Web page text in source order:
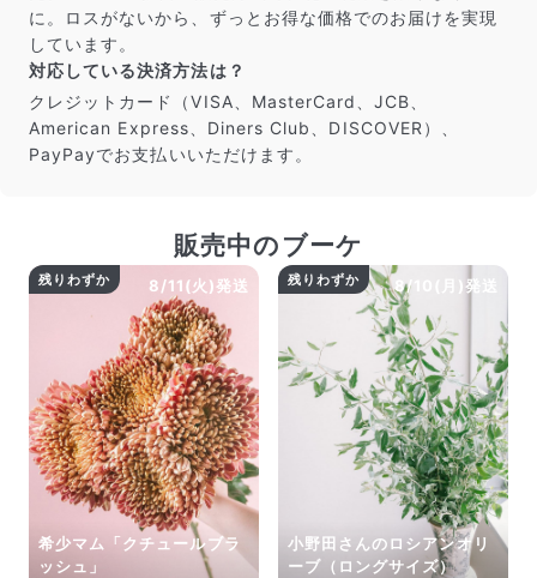
よくある質問
きな時に好きな花をご注文いただけます。
Q. 配送できないエリアはありますか？
ただいま沖縄・離島エリアへの配送には対応しておりませ
ん。ご了承ください。
Q. 配送日時は指定できますか？
お花をベストなタイミングで発送しているため、お届け日の
指定はできません。受け取り時間帯は、発送後にクロネコヤ
マトのアプリから変更可能です。
Q. 注文後にキャンセルできますか？
ご注文後一定時間内であればキャンセル可能です。
に。ロスがないから、ずっとお得な価格でのお届けを実現
しています。
対応している決済方法は？
クレジットカード（VISA、MasterCard、JCB、
American Express、Diners Club、DISCOVER）、
PayPayでお支払いいただけます。
販売中のブーケ
8/11(火)発送
残りわずか
希少マム「クチュールブラ
ッシュ」
8/10(月)発送
残りわずか
小野田さんのロシアンオリ
ーブ（ロングサイズ）